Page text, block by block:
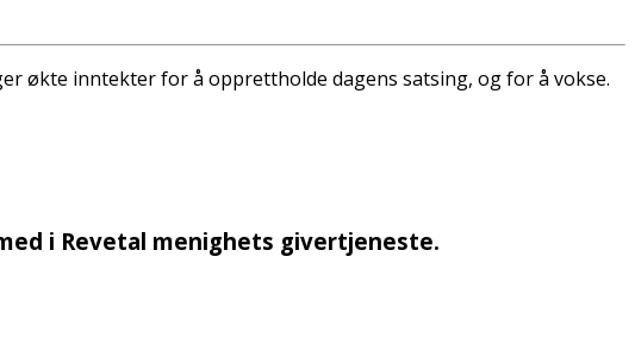
økte inntekter for å opprettholde dagens satsing, og for å vokse.
i Revetal menighets givertjeneste.